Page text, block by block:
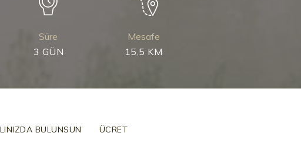
Süre
3 GÜN
Mesafe
15,5 KM
BULUNSUN ÜCRET